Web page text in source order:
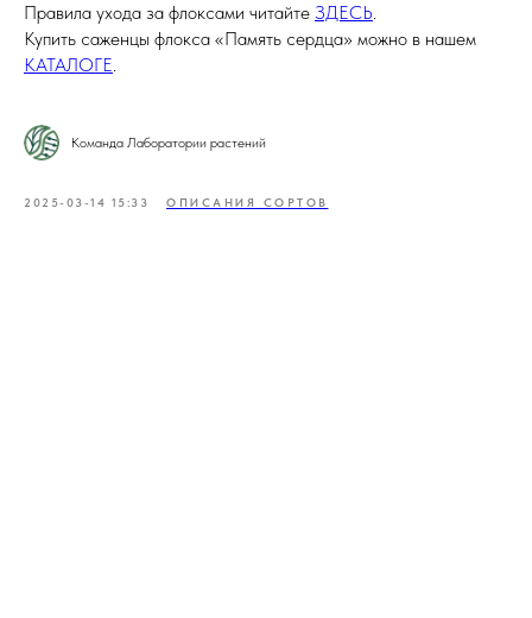
Правила ухода за флоксами читайте ЗДЕСЬ.
Купить саженцы флокса «Память сердца» можно в нашем
КАТАЛОГЕ.
Команда Лаборатории растений
2025-03-14 15:33 ОПИСАНИЯ СОРТОВ